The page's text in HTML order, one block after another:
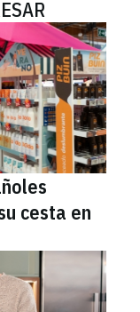
cesta en